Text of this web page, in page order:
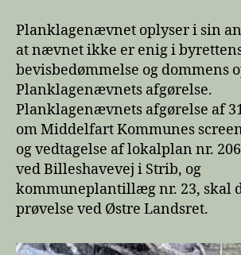
Planklagenævnet oplyser i sin
at nævnet ikke er enig i
bevisbedømmelse og dommens
Planklagenævnets afgørelse.
Planklagenævnets afgørelse af
om Middelfart Kommunes
og vedtagelse af lokalplan nr.
ved Billeshavevej i Strib, og
kommuneplantillæg nr. 23, skal
prøvelse ved Østre Landsret.